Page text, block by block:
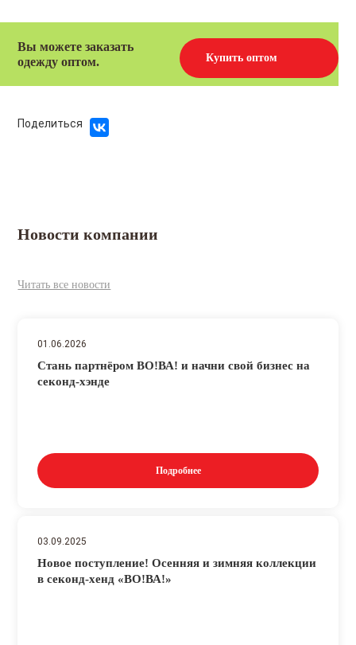
Вы можете заказать
одежду оптом.
Купить оптом
Поделиться
Новости компании
Читать все новости
01.06.2026
Стань партнёром ВО!ВА! и начни свой бизнес на
секонд-хэнде
Подробнее
03.09.2025
Новое поступление! Осенняя и зимняя коллекции
в секонд-хенд «ВО!ВА!»